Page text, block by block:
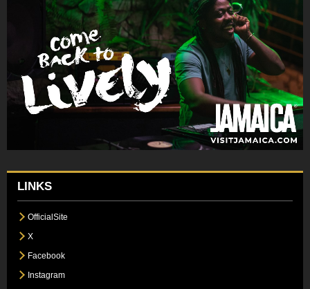
LINKS
OfficialSite
X
Facebook
Instagram